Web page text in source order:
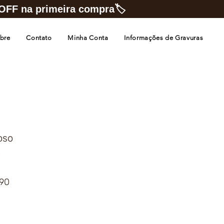
Contato Minha Conta Informações de Gravuras
OFF na primeira compra🏷️